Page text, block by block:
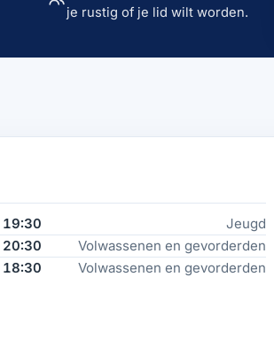
je rustig of je lid wilt worden.
Jeugd
Volwassenen en gevorderden
Volwassenen en gevorderden